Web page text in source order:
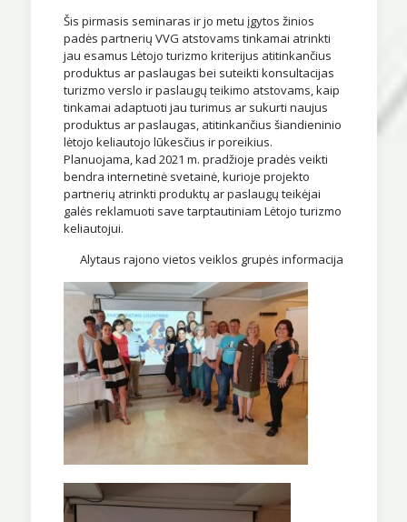
Šis pirmasis seminaras ir jo metu įgytos žinios
padės partnerių VVG atstovams tinkamai atrinkti
jau esamus Lėtojo turizmo kriterijus atitinkančius
produktus ar paslaugas bei suteikti konsultacijas
turizmo verslo ir paslaugų teikimo atstovams, kaip
tinkamai adaptuoti jau turimus ar sukurti naujus
produktus ar paslaugas, atitinkančius šiandieninio
lėtojo keliautojo lūkesčius ir poreikius.
Planuojama, kad 2021 m. pradžioje pradės veikti
bendra internetinė svetainė, kurioje projekto
partnerių atrinkti produktų ar paslaugų teikėjai
galės reklamuoti save tarptautiniam Lėtojo turizmo
keliautojui.
Alytaus rajono vietos veiklos grupės informacija